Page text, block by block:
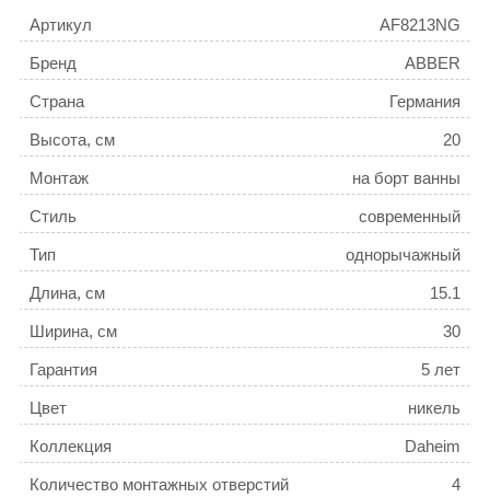
Артикул AF8213NG
Бренд ABBER
Страна Германия
Высота, см 20
Монтаж на борт ванны
Стиль современный
Тип однорычажный
Длина, см 15.1
Ширина, см 30
Гарантия 5 лет
Цвет никель
Коллекция Daheim
Количество монтажных отверстий 4